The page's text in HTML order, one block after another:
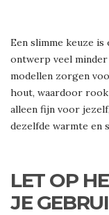
Een slimme keuze is
ontwerp veel
modellen zorgen
hout, waardoor
alleen fijn voor
dezelfde warmte en
LET OP
JE